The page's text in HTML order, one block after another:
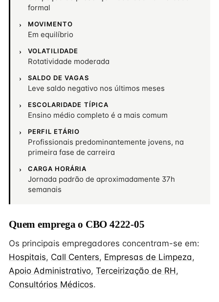
formal
MOVIMENTO
Em equilíbrio
VOLATILIDADE
Rotatividade moderada
SALDO DE VAGAS
Leve saldo negativo nos últimos meses
ESCOLARIDADE TÍPICA
Ensino médio completo é a mais comum
PERFIL ETÁRIO
Profissionais predominantemente jovens, na
primeira fase de carreira
CARGA HORÁRIA
Jornada padrão de aproximadamente 37h
semanais
Quem emprega o CBO 4222-05
Os principais empregadores concentram-se em:
Hospitais, Call Centers, Empresas de Limpeza,
Apoio Administrativo, Terceirização de RH,
Consultórios Médicos.